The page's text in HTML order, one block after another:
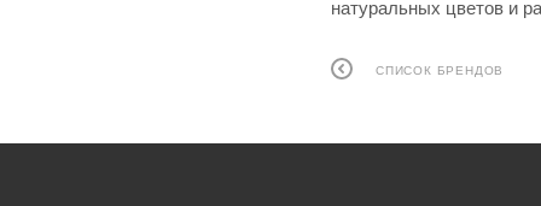
натуральных цветов и
СПИСОК БРЕНДОВ